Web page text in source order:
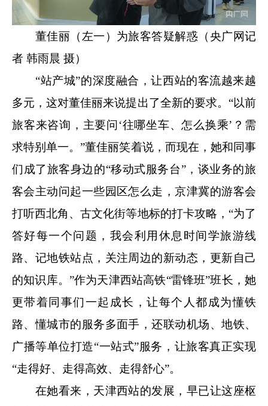
董佳丽（左一）为旅客答疑解惑（央广网记
者 韩雨晨 摄）
“站产城”的深度融合，让西站的客流越来越
多元，这对董佳丽来说提出了全新的要求。“以前
旅客来咨询，主要问‘往哪坐车、怎么换乘’？需
求特别单一。”董佳丽笑着说，而现在，她和同事
们成了旅客身边的“移动式服务台”，谈业务的旅
客会主动问起一些园区怎么走，京津冀的游客会
打听西北角、古文化街等地标的打卡攻略，“为了
答好每一个问题，我会利用休息时间学旅游线
路、记地铁站点，关注周边的新动态，更新自己
的知识库。”作为天津西站高铁“雷锋班”班长，她
更带着同事们一起成长，让每个人都成为懂铁
路、懂城市的服务多面手，还联动机场、地铁、
广播等单位打造“一站式”服务，让旅客真正实现
“走得好、走得高效、走得舒心”。
在她看来，天津西站的发展，早已让这座枢